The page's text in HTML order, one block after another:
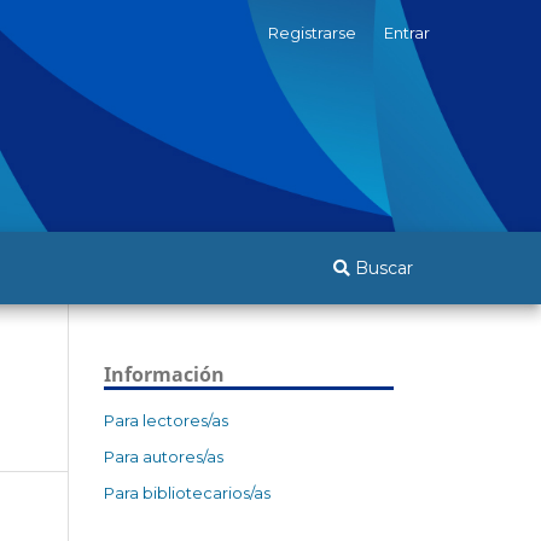
Buscar
Registrarse Entrar
Información
Para lectores/as
Para autores/as
Para bibliotecarios/as